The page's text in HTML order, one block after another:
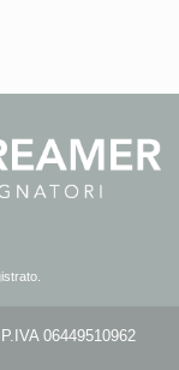
06449510962